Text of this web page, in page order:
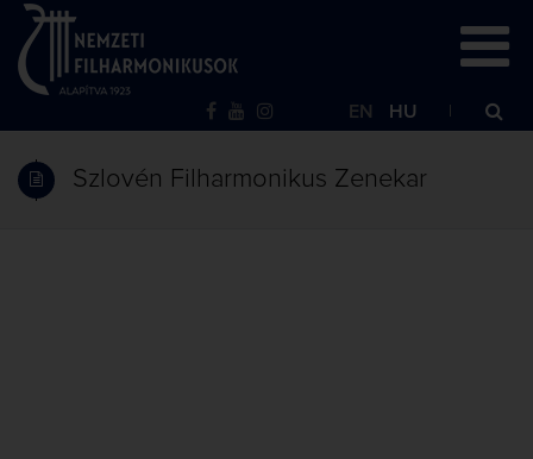
EN HU
Szlovén Filharmonikus Zenekar